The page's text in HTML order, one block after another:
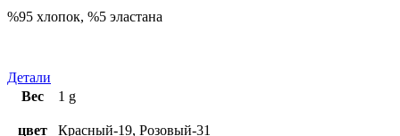
%95 хлопок, %5 эластана
Детали
Вес
1 g
цвет Красный-19, Розовый-31